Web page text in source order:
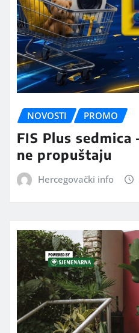
NOVOSTI PROMO
FIS Plus sedmica
ne propuštaju
Hercegovački info